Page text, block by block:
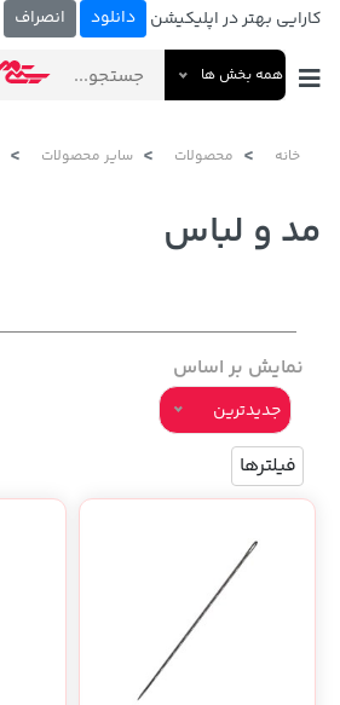
کارایی بهتر در اپلیکیشن دانلود انصراف
همه بخش ها
خانه محصولات سایر محصولات
مد و لباس
نمایش بر اساس
جدیدترین
فیلترها